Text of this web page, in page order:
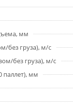
мм
без груза), м/с
без груза), м/с
паллет), мм